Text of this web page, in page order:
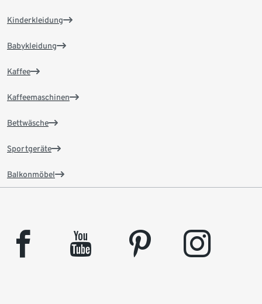
Kinderkleidung
Babykleidung
Kaffee
Kaffeemaschinen
Bettwäsche
Sportgeräte
Balkonmöbel
facebook youtube pinterest instagram